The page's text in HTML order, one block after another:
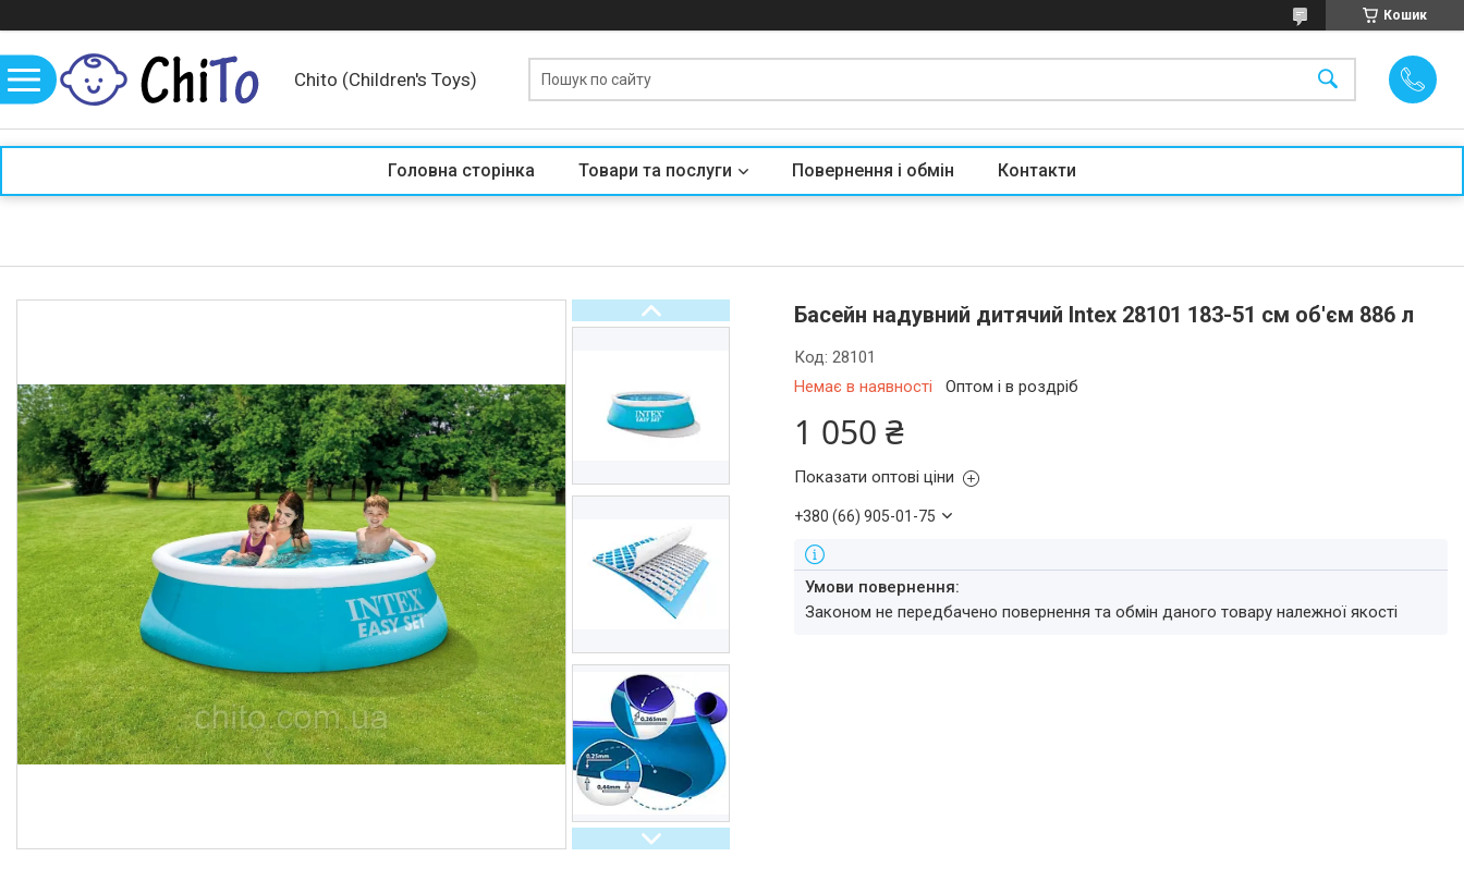
Кошик
Chito (Children's Toys)
Головна сторінка Товари та послуги Повернення і обмін Контакти
Басейн надувний дитячий Intex 28101 183-51 см об'єм 886 л
Немає в наявності Оптом і в роздріб
Код:28101
1 050 ₴
Показати оптові ціни
+380 (66) 905-01-75
Законом не передбачено повернення та обмін даного товару належної якості